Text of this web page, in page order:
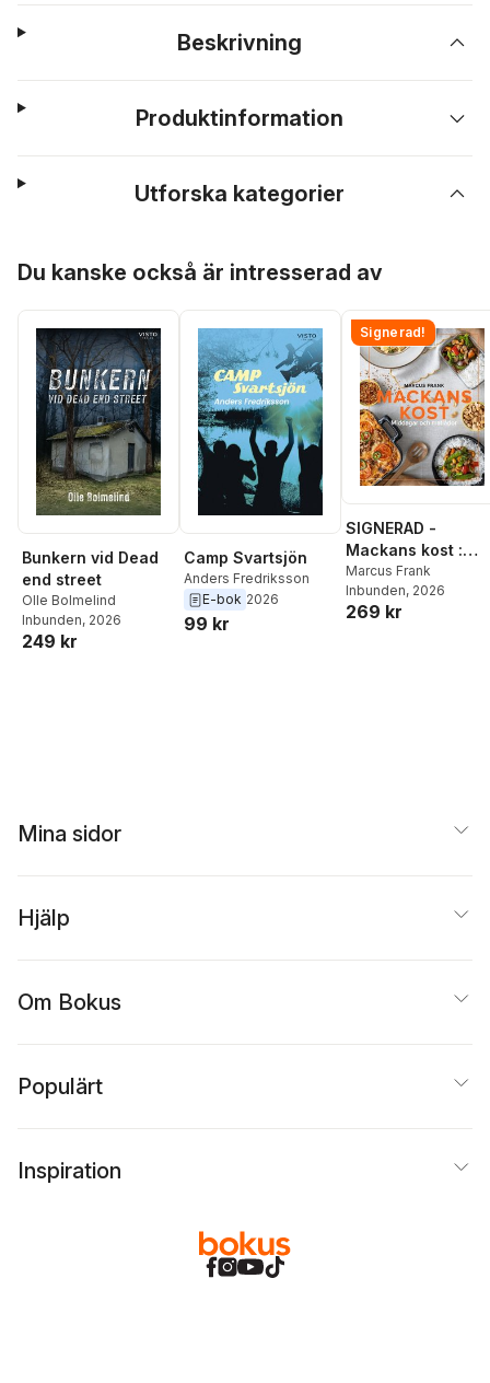
Beskrivning
Produktinformation
Utforska kategorier
Du kanske också är intresserad av
Bunkern vid Dead
end street
Olle Bolmelind
Inbunden, 2026
249 kr
Camp Svartsjön
Anders Fredriksson
E-bok 2026
99 kr
Signerad!
SIGNERAD -
Mackans kost :
Middagar och
matlådor
Marcus Frank
Inbunden, 2026
269 kr
Mina sidor
Hjälp
Om Bokus
Populärt
Inspiration